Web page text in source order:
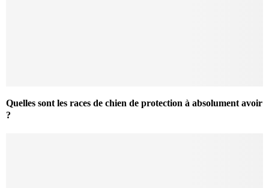
Quelles sont les races de chien de protection à absolument avoir
?